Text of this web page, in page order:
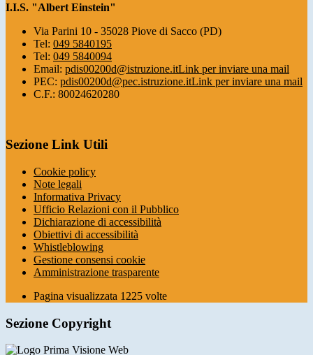
I.I.S. "Albert Einstein"
Via Parini 10 - 35028 Piove di Sacco (PD)
Tel: 049 5840195
Tel: 049 5840094
Email: pdis00200d@istruzione.itLink per inviare una mail
PEC: pdis00200d@pec.istruzione.itLink per inviare una mail
C.F.: 80024620280
Sezione Link Utili
Cookie policy
Note legali
Informativa Privacy
Ufficio Relazioni con il Pubblico
Dichiarazione di accessibilità
Obiettivi di accessibilità
Whistleblowing
Gestione consensi cookie
Amministrazione trasparente
Pagina visualizzata 1225 volte
Sezione Copyright